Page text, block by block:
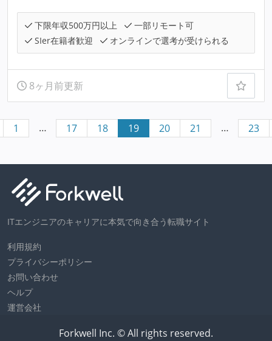
下限年収500万円以上
一部リモート可
SIer在籍者歓迎
オンラインで選考が受けられる
8ヶ月前更新
1 … 17 18 19 20 21 … 23
ITエンジニアのキャリアに本気で向き合う転職サイト
利用規約
プライバシーポリシー
お問い合わせ
ヘルプ
運営会社
Forkwell Inc. © All rights reserved.